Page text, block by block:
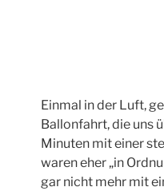
Einmal in der Luft,
Ballonfahrt, die uns
Minuten mit einer
waren eher „in
gar nicht mehr mit